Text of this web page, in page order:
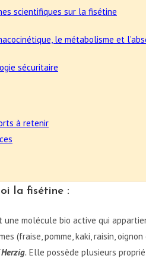
scientifiques sur la fisétine
le métabolisme et
sécuritaire
à retenir
la fisétine :
une molécule bio active qui
(fraise, pomme, kaki, raisin,
Herzig. Elle possède plusieurs